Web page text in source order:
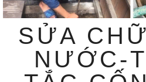
SỬA
NƯỚC-